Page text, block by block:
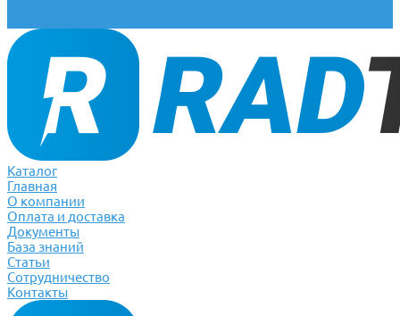
Каталог
Главная
О компании
Оплата и доставка
Документы
База знаний
Статьи
Сотрудничество
Контакты